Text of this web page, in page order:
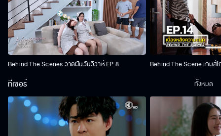
Behind The Scenes วาดฝันวันวิวาห์ EP.8 Behind The Scene เกมส์
ทีเซอร์ ทั้งหมด